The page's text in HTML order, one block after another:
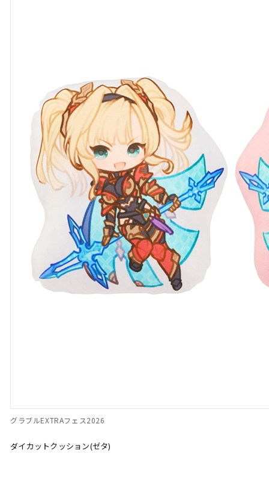
グラブルEXTRAフェス2026
ダイカットクッション(ゼタ)